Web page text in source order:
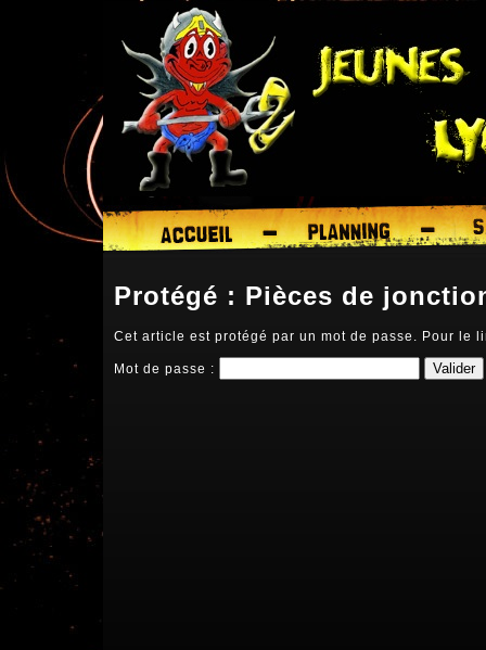
Protégé : Pièces de
Cet article est protégé par un mot de passe. Pour le
Mot de passe :